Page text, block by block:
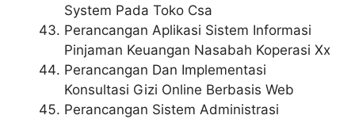
System Pada Toko Csa
Perancangan Aplikasi Sistem Informasi
Pinjaman Keuangan Nasabah Koperasi Xx
Perancangan Dan Implementasi
Konsultasi Gizi Online Berbasis Web
Perancangan Sistem Administrasi